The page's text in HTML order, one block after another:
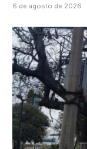
6 de agosto de 2026